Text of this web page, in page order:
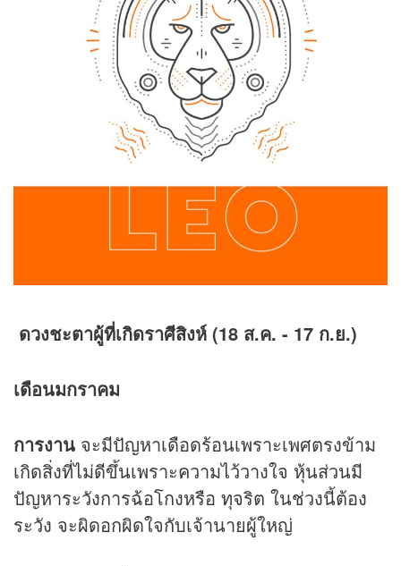
ดวงชะตาผู้ที่เกิดราศีสิงห์ (18 ส.ค. - 17 ก.ย.)
เดือนมกราคม
การงาน จะมีปัญหาเดือดร้อนเพราะเพศตรงข้าม
เกิดสิ่งที่ไม่ดีขึ้นเพราะความไว้วางใจ หุ้นส่วนมี
ปัญหาระวังการฉ้อโกงหรือ ทุจริต ในช่วงนี้ต้อง
ระวัง จะผิดอกผิดใจกับเจ้านายผู้ใหญ่